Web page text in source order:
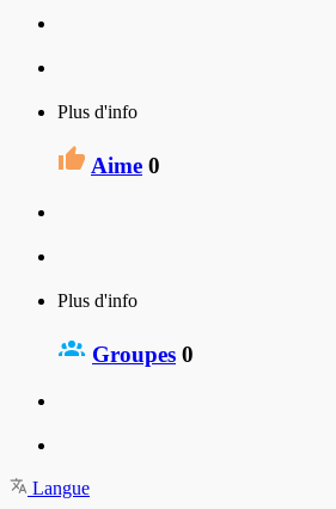
Plus d'info
Aime 0
Plus d'info
Groupes 0
Langue